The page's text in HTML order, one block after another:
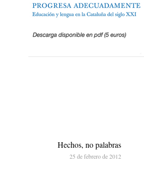
Hechos, no palabras
25 de febrero de 2012